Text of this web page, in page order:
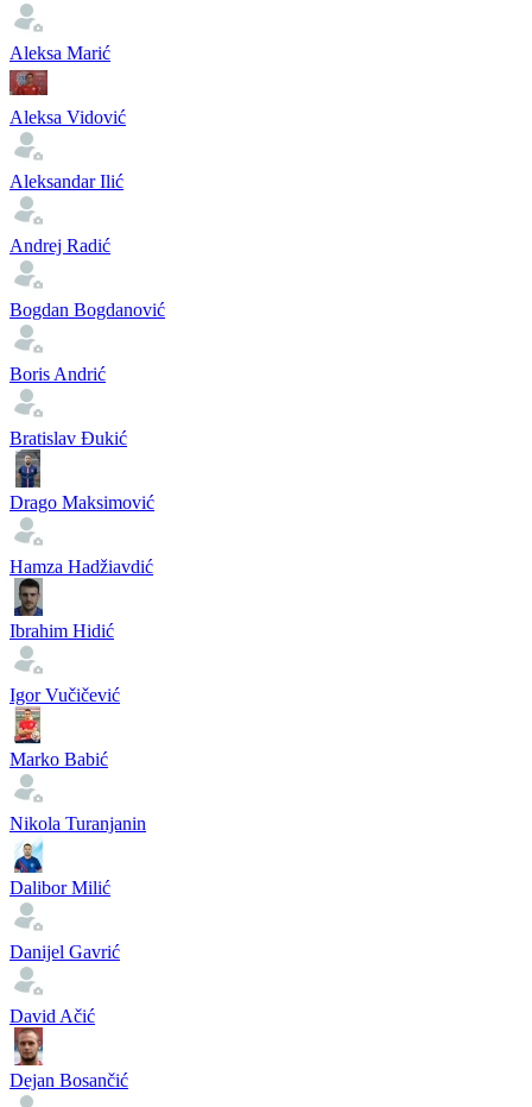
Aleksa Marić
Aleksa Vidović
Aleksandar Ilić
Andrej Radić
Bogdan Bogdanović
Boris Andrić
Bratislav Đukić
Drago Maksimović
Hamza Hadžiavdić
Ibrahim Hidić
Igor Vučičević
Marko Babić
Nikola Turanjanin
Dalibor Milić
Danijel Gavrić
David Ačić
Dejan Bosančić